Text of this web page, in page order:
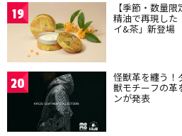
19 【季節・数量
精油で再現した
イ&茶」新登場
20 怪獣革を纏う
獣モチーフの革
ンが発表